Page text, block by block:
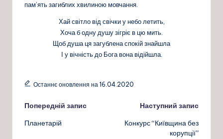
пам’ять загиблих хвилиною мовчання.
Хай світло від свічки у небо летить,
Хоча б одну душу зігріє в цю мить.
Щоб душа ця загублена спокій знайшла
І у вічність до Бога вона відійшла.
Останнє оновлення на 16.04.2020
Навігація
по
Попередній запис
Планетарій
Наступний запис
Конкурс “Київщина без
корупції”